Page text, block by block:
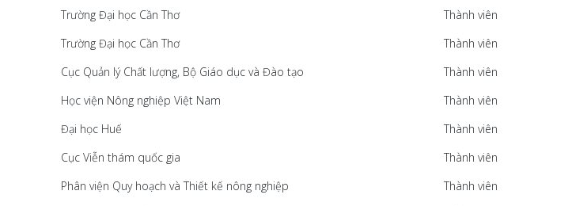
Trường Đại học Cần Thơ
Thành viên
Trường Đại học Cần Thơ
Thành viên
Cục Quản lý Chất lượng, Bộ Giáo dục và Đào tạo
Thành viên
Học viện Nông nghiệp Việt Nam
Thành viên
Đại học Huế
Thành viên
Cục Viễn thám quốc gia
Thành viên
Phân viện Quy hoạch và Thiết kế nông nghiệp
Thành viên